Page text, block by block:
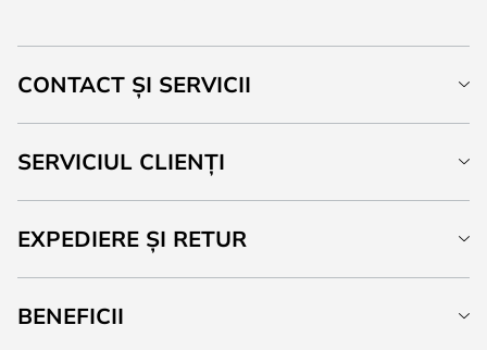
CONTACT ȘI SERVICII
SERVICIUL CLIENȚI
EXPEDIERE ȘI RETUR
BENEFICII